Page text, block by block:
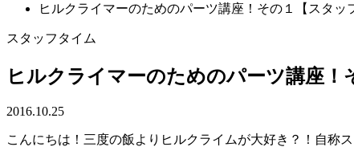
ヒルクライマーのためのパーツ講座！その１【スタッ
スタッフタイム
ヒルクライマーのためのパーツ講座！
2016.10.25
こんにちは！三度の飯よりヒルクライムが大好き？！自称